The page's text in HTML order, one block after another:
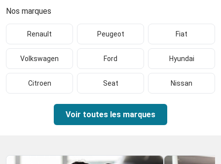
Nos marques
Renault Peugeot Fiat
Volkswagen Ford Hyundai
Citroen Seat Nissan
Voir toutes les marques